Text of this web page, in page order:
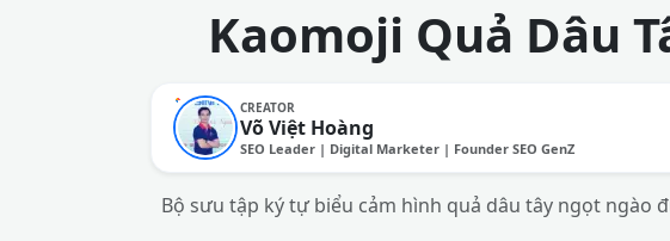
Kaomoji Quả Dâu
CREATOR
Võ Việt Hoàng
SEO Leader | Digital Marketer | Founder SEO GenZ
Bộ sưu tập ký tự biểu cảm hình quả dâu tây ngọt